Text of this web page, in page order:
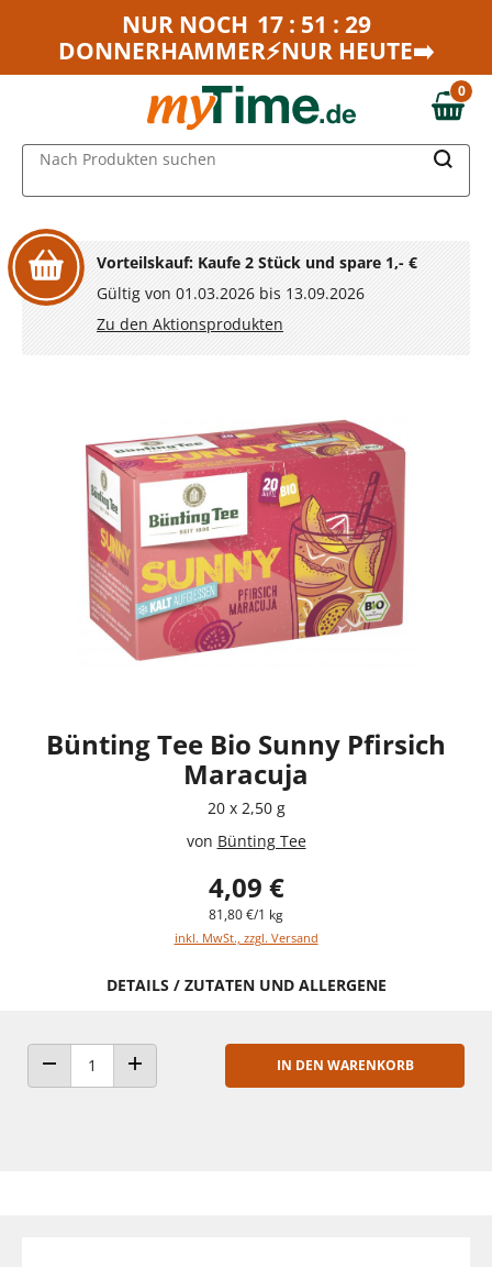
Zum Hauptinhalt springen
Zur Navigation springen
NUR NOCH 17 : 51 : 29
DONNERHAMMER⚡NUR HEUTE➡️
0,00 €
0
Nach Produkten suchen
Vorteilskauf: Kaufe 2 Stück und spare 1,- €
Gültig von 01.03.2026 bis 13.09.2026
Zu den Aktionsprodukten
Bünting Tee Bio Sunny Pfirsich
Maracuja
20 x 2,50 g
von Bünting Tee
4,09 €
81,80 €/1 kg
inkl. MwSt., zzgl. Versand
DETAILS / ZUTATEN UND ALLERGENE
ANZAHL VERRINGERNANZAHL ERHÖHEN
IN DEN WARENKORB